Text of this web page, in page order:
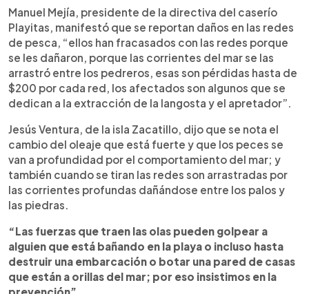
Manuel Mejía, presidente de la directiva del caserío
Playitas, manifestó que se reportan daños en las redes
de pesca, “ellos han fracasados con las redes porque
se les dañaron, porque las corrientes del mar se las
arrastró entre los pedreros, esas son pérdidas hasta de
$200 por cada red, los afectados son algunos que se
dedican a la extracción de la langosta y el apretador”.
Jesús Ventura, de la isla Zacatillo, dijo que se nota el
cambio del oleaje que está fuerte y que los peces se
van a profundidad por el comportamiento del mar; y
también cuando se tiran las redes son arrastradas por
las corrientes profundas dañándose entre los palos y
las piedras.
“Las fuerzas que traen las olas pueden golpear a
alguien que está bañando en la playa o incluso hasta
destruir una embarcación o botar una pared de casas
que están a orillas del mar; por eso insistimos en la